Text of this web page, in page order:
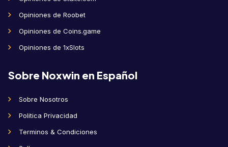
Opiniones de Roobet
Opiniones de Coins.game
Opiniones de 1xSlots
Sobre Noxwin en Español
Sobre Nosotros
Politica Privacidad
Terminos & Condiciones